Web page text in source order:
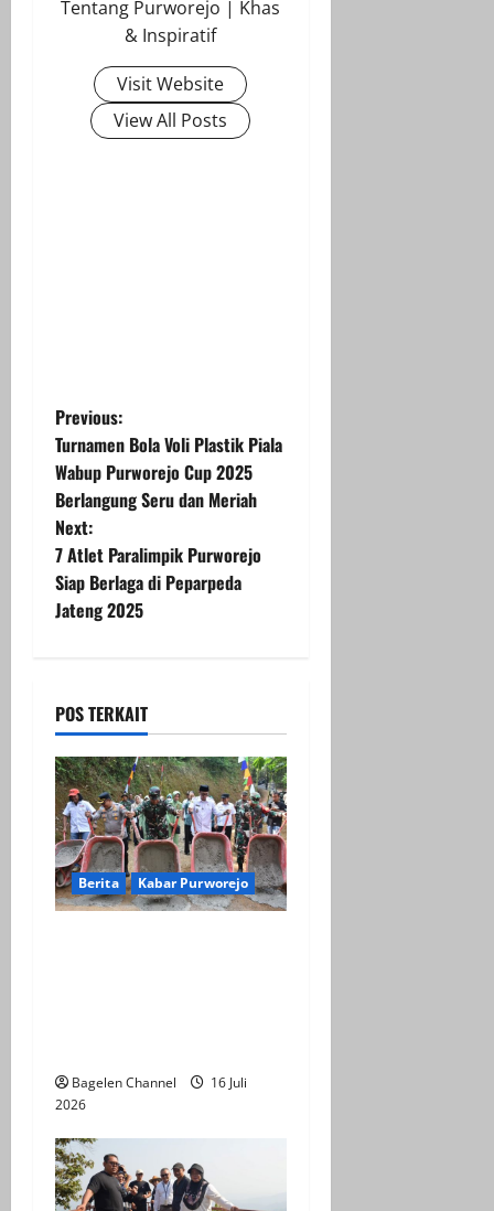
Tentang Purworejo | Khas
& Inspiratif
Visit Website
View All Posts
P
o
s
t
n
v
i
g
a
t
Previous:
Turnamen Bola Voli Plastik Piala
Wabup Purworejo Cup 2025
Berlangung Seru dan Meriah
Next:
7 Atlet Paralimpik Purworejo
Siap Berlaga di Peparpeda
Jateng 2025
POS TERKAIT
Berita Kabar Purworejo
Bagelen Channel
16 Juli
2026